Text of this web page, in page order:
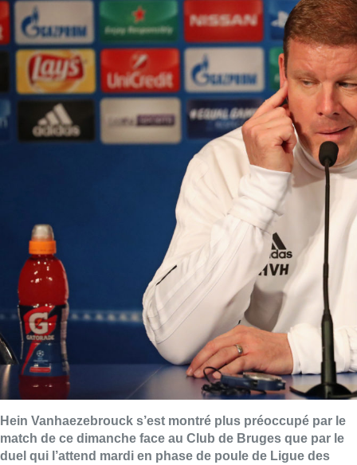
Hein Vanhaezebrouck s’est montré plus préoccupé par le
match de ce dimanche face au Club de Bruges que par le
duel qui l’attend mardi en phase de poule de Ligue des